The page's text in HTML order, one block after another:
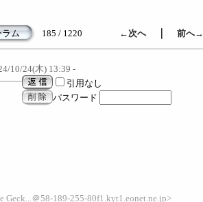
ム 185 / 1220 ←次へ｜ 前へ→
10/24(木) 13:39 -
引用なし
パスワード
＠58-189-255-80f1.kyt1.eonet.ne.jp>